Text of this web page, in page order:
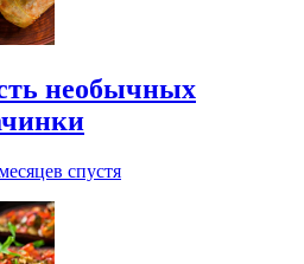
необычных
спустя